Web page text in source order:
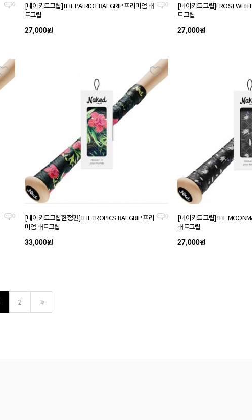
0 0
[네이키드그립]THE PATRIOT BAT GRIP 프리미엄 배
트그립
27,000원
[네이키드그립]FROST
트그립
27,000원
0 0
[네이키드그립한정판]THE TROPICS BAT GRIP 프리
미엄 배트그립
33,000원
[네이키드그립]THE
배트그립
27,000원
2 >>